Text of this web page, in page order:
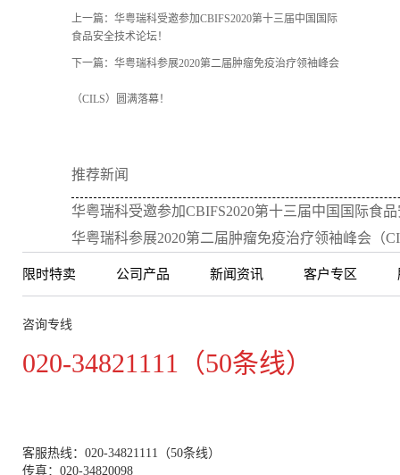
上一篇： 华粤瑞科受邀参加CBIFS2020第十三届中国国际
食品安全技术论坛！
下一篇： 华粤瑞科参展2020第二届肿瘤免疫治疗领袖峰会
（CILS）圆满落幕！
推荐新闻
华粤瑞科受邀参加CBIFS2020第十三届中国国际食
华粤瑞科参展2020第二届肿瘤免疫治疗领袖峰会（
限时特卖 公司产品 新闻资讯 客户专区
咨询专线
020-34821111（50条线）
客服热线：020-34821111（50条线）
传真：020-34820098